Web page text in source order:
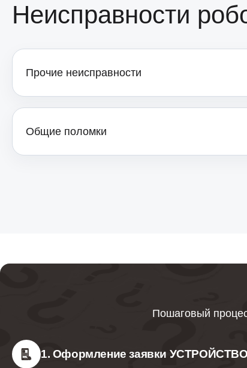
Неисправности
Прочие неисправности
Общие поломки
Пошаговый
1. Оформление заявки УСТРОЙСТВО